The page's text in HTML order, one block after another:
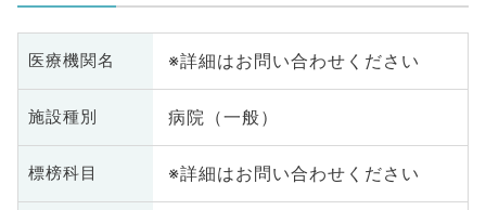
医療機関名 ※詳細はお問い合わせください
施設種別 病院（一般）
標榜科目 ※詳細はお問い合わせください